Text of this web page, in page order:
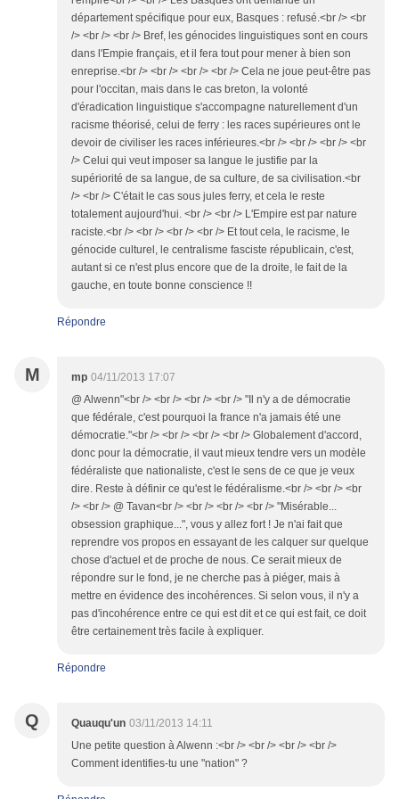
département spécifique pour eux, Basques : refusé.<br /> <br
/> <br /> <br /> Bref, les génocides linguistiques sont en cours
dans l'Empie français, et il fera tout pour mener à bien son
enreprise.<br /> <br /> <br /> <br /> Cela ne joue peut-être pas
pour l'occitan, mais dans le cas breton, la volonté
d'éradication linguistique s'accompagne naturellement d'un
racisme théorisé, celui de ferry : les races supérieures ont le
devoir de civiliser les races inférieures.<br /> <br /> <br /> <br
/> Celui qui veut imposer sa langue le justifie par la
supériorité de sa langue, de sa culture, de sa civilisation.<br
/> <br /> C'était le cas sous jules ferry, et cela le reste
totalement aujourd'hui. <br /> <br /> L'Empire est par nature
raciste.<br /> <br /> <br /> <br /> Et tout cela, le racisme, le
génocide culturel, le centralisme fasciste républicain, c'est,
autant si ce n'est plus encore que de la droite, le fait de la
gauche, en toute bonne conscience !!
Répondre
M mp 04/11/2013 17:07
@ Alwenn"<br /> <br /> <br /> <br /> "Il n'y a de démocratie
que fédérale, c'est pourquoi la france n'a jamais été une
démocratie."<br /> <br /> <br /> <br /> Globalement d'accord,
donc pour la démocratie, il vaut mieux tendre vers un modèle
fédéraliste que nationaliste, c'est le sens de ce que je veux
dire. Reste à définir ce qu'est le fédéralisme.<br /> <br /> <br
/> <br /> @ Tavan<br /> <br /> <br /> <br /> "Misérable...
obsession graphique...", vous y allez fort ! Je n'ai fait que
reprendre vos propos en essayant de les calquer sur quelque
chose d'actuel et de proche de nous. Ce serait mieux de
répondre sur le fond, je ne cherche pas à piéger, mais à
mettre en évidence des incohérences. Si selon vous, il n'y a
pas d'incohérence entre ce qui est dit et ce qui est fait, ce doit
être certainement très facile à expliquer.
Répondre
Q Quauqu'un 03/11/2013 14:11
Une petite question à Alwenn :<br /> <br /> <br /> <br />
Comment identifies-tu une "nation" ?